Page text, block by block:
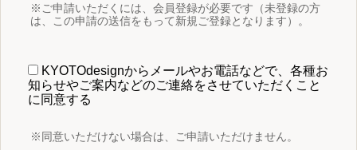
※ご申請いただくには、会員登録が必要です（未登録の方
は、この申請の送信をもって新規ご登録となります）。
KYOTOdesignからメールやお電話などで、各種お
知らせやご案内などのご連絡をさせていただくこと
に同意する
※同意いただけない場合は、ご申請いただけません。